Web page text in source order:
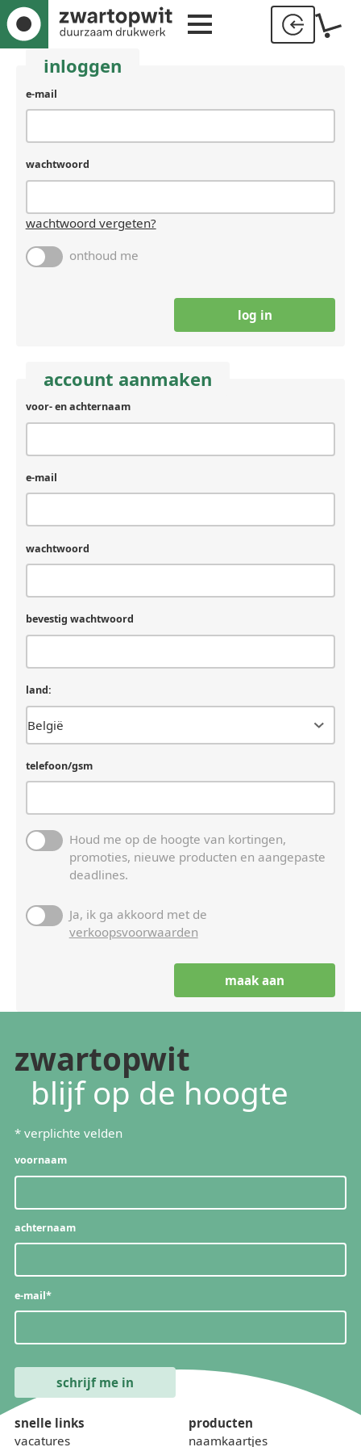
inloggen
gebruikersnaam
(laat
als
een
mens
e-mail
wachtwoord
wachtwoord vergeten?
onthoud me
account aanmaken
voor- en achternaam
e-mail
wachtwoord
bevestig wachtwoord
land:
telefoon/gsm
Houd me op de hoogte van kortingen,
promoties, nieuwe producten en aangepaste
deadlines.
Ja, ik ga akkoord met de
verkoopsvoorwaarden
achternaam
(laat
een
mens
zwartopwit
blijf op de hoogte
* verplichte velden
voornaam
achternaam
e-mail*
snelle links
vacatures
producten
naamkaartjes